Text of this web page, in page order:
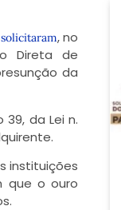
solicitaram, no
Direta de
da
da Lei n.
instituições
que o ouro